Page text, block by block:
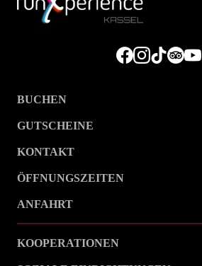
BUCHEN
GUTSCHEINE
KONTAKT
ÖFFNUNGSZEITEN
ANFAHRT
KOOPERATIONEN